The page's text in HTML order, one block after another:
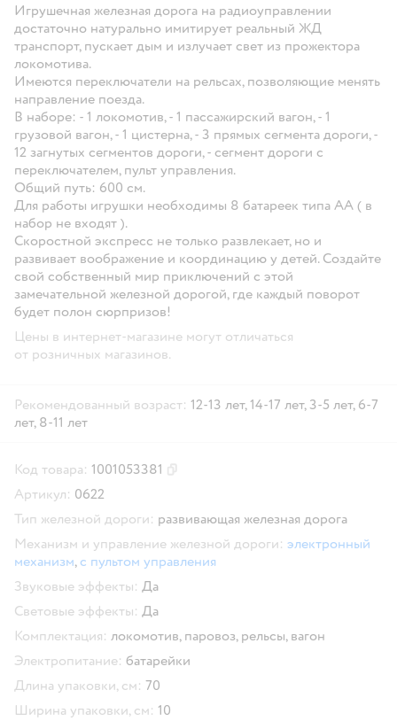
Игрушечная железная дорога на радиоуправлении
достаточно натурально имитирует реальный ЖД
транспорт, пускает дым и излучает свет из прожектора
локомотива.
Имеются переключатели на рельсах, позволяющие менять
направление поезда.
В наборе: - 1 локомотив, - 1 пассажирский вагон, - 1
грузовой вагон, - 1 цистерна, - 3 прямых сегмента дороги, -
12 загнутых сегментов дороги, - сегмент дороги с
переключателем, пульт управления.
Общий путь: 600 см.
Для работы игрушки необходимы 8 батареек типа АА ( в
набор не входят ).
Скоростной экспресс не только развлекает, но и
развивает воображение и координацию у детей. Создайте
свой собственный мир приключений с этой
замечательной железной дорогой, где каждый поворот
будет полон сюрпризов!
Цены в интернет-магазине могут отличаться
от розничных магазинов.
Рекомендованный возраст: 12-13 лет,14-17 лет, 3-5 лет, 6-7
лет, 8-11 лет
Код товара: 1001053381
Артикул: 0622
Тип железной дороги: развивающая железная дорога
Механизм и управление железной дороги: электронный
механизм, с пультом управления
Звуковые эффекты: Да
Световые эффекты: Да
Комплектация: локомотив, паровоз, рельсы, вагон
Электропитание: батарейки
Длина упаковки, см: 70
Ширина упаковки, см: 10